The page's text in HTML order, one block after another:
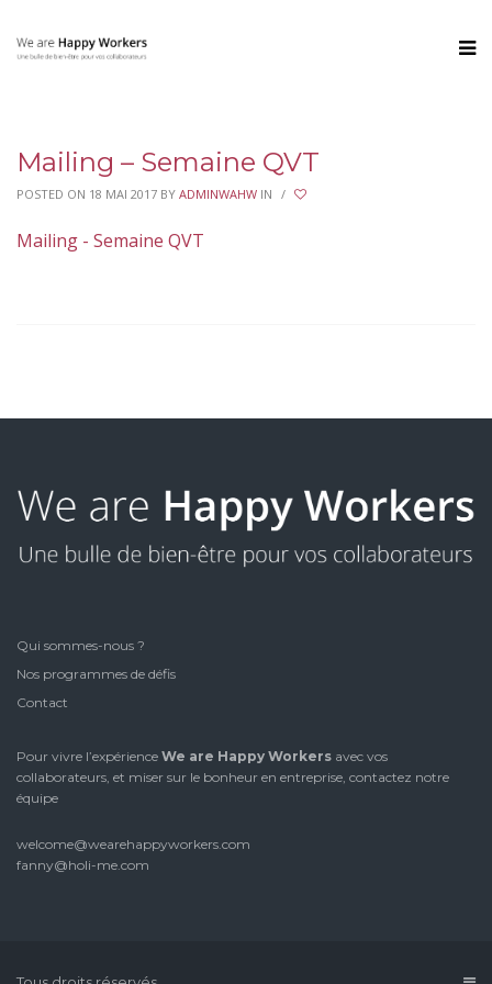
Mailing – Semaine QVT
POSTED ON 18 MAI 2017 BY ADMINWAHW IN /
Mailing - Semaine QVT
Qui sommes-nous ?
Nos programmes de défis
Contact
Pour vivre l’expérience We are Happy Workers avec vos
collaborateurs, et miser sur le bonheur en entreprise, contactez notre
équipe
welcome@wearehappyworkers.com
fanny@holi-me.com